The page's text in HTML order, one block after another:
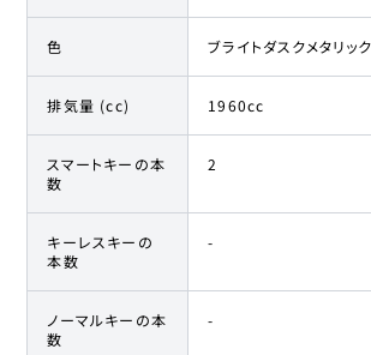
色 ブライトダスクメタリック
排気量 (cc) 1960cc
スマートキーの本
数
2
キーレスキーの
本数
-
ノーマルキーの本
数
-